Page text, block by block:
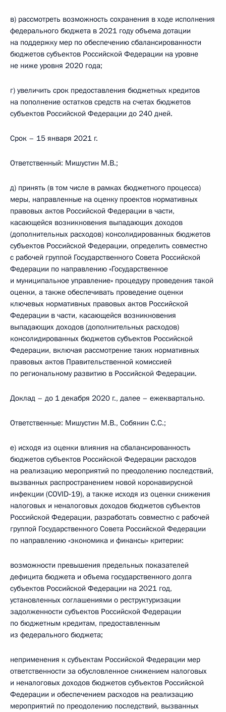
в) рассмотреть возможность сохранения в ходе исполнения
федерального бюджета в 2021 году объема дотации
на поддержку мер по обеспечению сбалансированности
бюджетов субъектов Российской Федерации на уровне
не ниже уровня 2020 года;
г) увеличить срок предоставления бюджетных кредитов
на пополнение остатков средств на счетах бюджетов
субъектов Российской Федерации до 240 дней.
Срок – 15 января 2021 г.
Ответственный: Мишустин М.В.;
д) принять (в том числе в рамках бюджетного процесса)
меры, направленные на оценку проектов нормативных
правовых актов Российской Федерации в части,
касающейся возникновения выпадающих доходов
(дополнительных расходов) консолидированных бюджетов
субъектов Российской Федерации, определить совместно
с рабочей группой Государственного Совета Российской
Федерации по направлению «Государственное
и муниципальное управление» процедуру проведения такой
оценки, а также обеспечивать проведение оценки
ключевых нормативных правовых актов Российской
Федерации в части, касающейся возникновения
выпадающих доходов (дополнительных расходов)
консолидированных бюджетов субъектов Российской
Федерации, включая рассмотрение таких нормативных
правовых актов Правительственной комиссией
по региональному развитию в Российской Федерации.
Доклад – до 1 декабря 2020 г., далее – ежеквартально.
Ответственные: Мишустин М.В., Собянин С.С.;
е) исходя из оценки влияния на сбалансированность
бюджетов субъектов Российской Федерации расходов
на реализацию мероприятий по преодолению последствий,
вызванных распространением новой коронавирусной
инфекции (COVID‑19), а также исходя из оценки снижения
налоговых и неналоговых доходов бюджетов субъектов
Российской Федерации, разработать совместно с рабочей
группой Государственного Совета Российской Федерации
по направлению «экономика и финансы» критерии:
возможности превышения предельных показателей
дефицита бюджета и объема государственного долга
субъектов Российской Федерации на 2021 год,
установленных соглашениями о реструктуризации
задолженности субъектов Российской Федерации
по бюджетным кредитам, предоставленным
из федерального бюджета;
неприменения к субъектам Российской Федерации мер
ответственности за обусловленное снижением налоговых
и неналоговых доходов бюджетов субъектов Российской
Федерации и обеспечением расходов на реализацию
мероприятий по преодолению последствий, вызванных